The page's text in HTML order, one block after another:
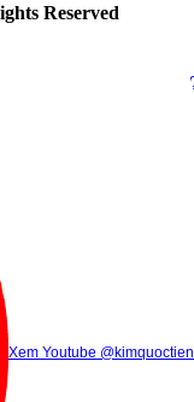
Reserved
Xem Tik Tok
(8h00 - 21h30)
(8h00 -
Gọi điện (8h00 - 21h30)
Xem Youtube @kimquoctien